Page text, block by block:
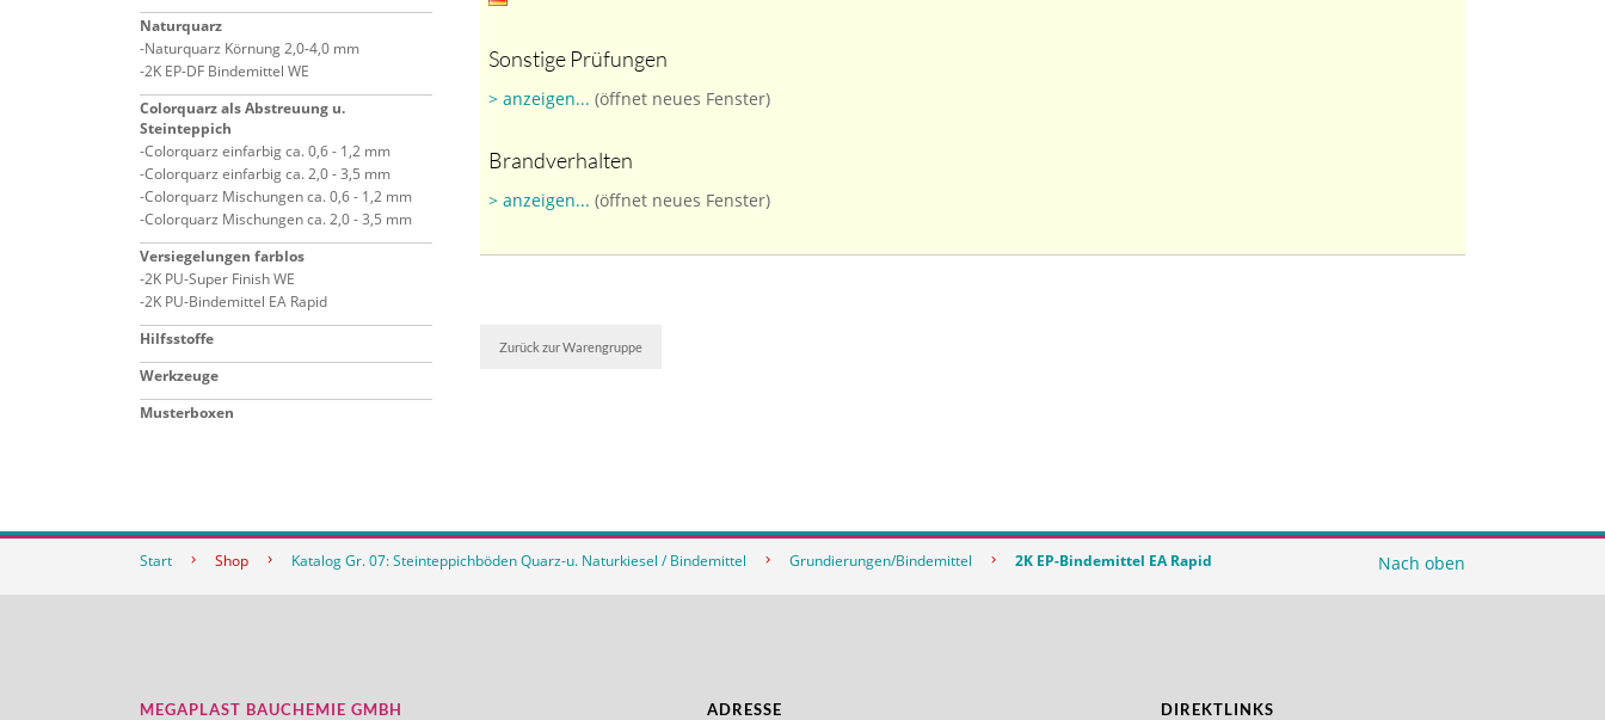
Sonstige Prüfungen
> anzeigen... (öffnet neues Fenster)
Brandverhalten
> anzeigen... (öffnet neues Fenster)
Zurück zur Warengruppe
Naturquarz
Naturquarz Körnung 2,0-4,0 mm
2K EP-DF Bindemittel WE
Colorquarz als Abstreuung u.
Steinteppich
Colorquarz einfarbig ca. 0,6 - 1,2 mm
Colorquarz einfarbig ca. 2,0 - 3,5 mm
Colorquarz Mischungen ca. 0,6 - 1,2 mm
Colorquarz Mischungen ca. 2,0 - 3,5 mm
Versiegelungen farblos
2K PU-Super Finish WE
2K PU-Bindemittel EA Rapid
Hilfsstoffe
Werkzeuge
Musterboxen
Nach oben
Start Shop Katalog Gr. 07: Steinteppichböden Quarz-u. Naturkiesel / Bindemittel Grundierungen/Bindemittel 2K EP-Bindemittel EA Rapid
MEGAPLAST BAUCHEMIE GMBH ADRESSE DIREKTLINKS